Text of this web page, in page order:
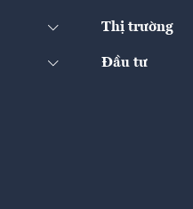
Thị trường
Đầu tư